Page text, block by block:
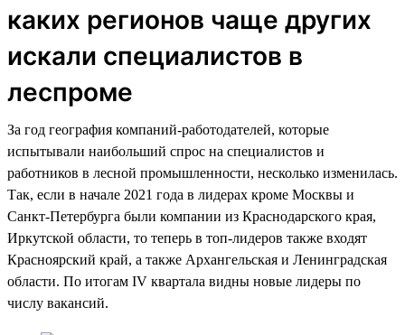
каких регионов чаще других
искали специалистов в
леспроме
За год география компаний-работодателей, которые
испытывали наибольший спрос на специалистов и
работников в лесной промышленности, несколько изменилась.
Так, если в начале 2021 года в лидерах кроме Москвы и
Санкт-Петербурга были компании из Краснодарского края,
Иркутской области, то теперь в топ-лидеров также входят
Красноярский край, а также Архангельская и Ленинградская
области. По итогам IV квартала видны новые лидеры по
числу вакансий.